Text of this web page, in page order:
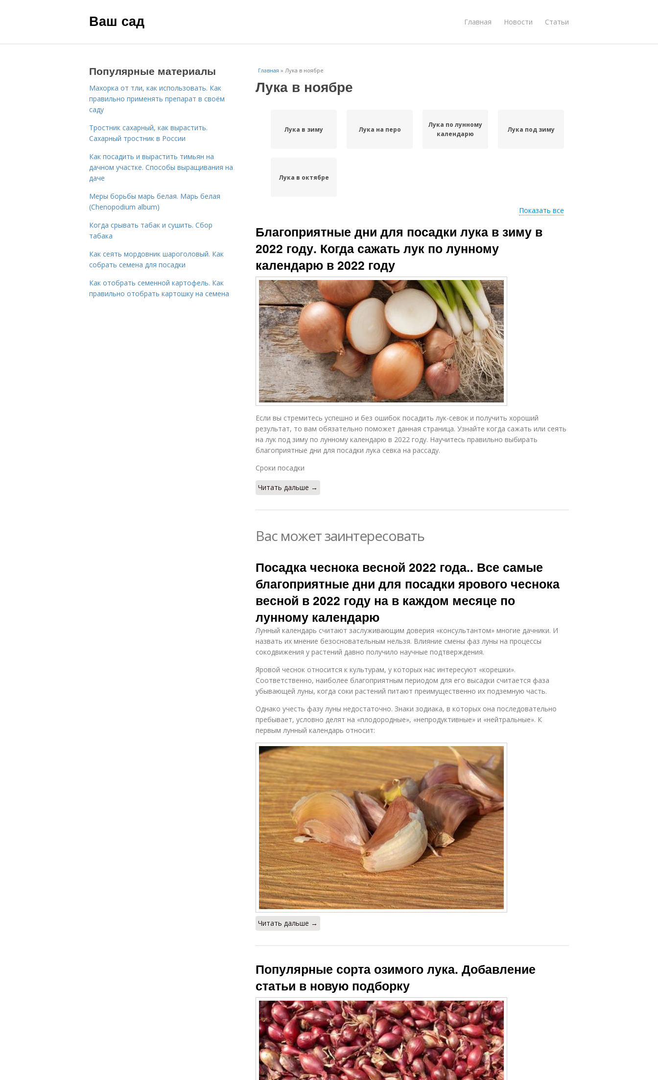
Ваш сад Главная Новости Статьи
Главная » Лука в ноябре
Лука в ноябре
Лука в зиму Лука на перо
Лука по лунному
календарю
Лука под зиму
Лука в октябре
Показать все
Благоприятные дни для посадки лука в зиму в
2022 году. Когда сажать лук по лунному
календарю в 2022 году
Если вы стремитесь успешно и без ошибок посадить лук-севок и получить хороший
результат, то вам обязательно поможет данная страница. Узнайте когда сажать или сеять
на лук под зиму по лунному календарю в 2022 году. Научитесь правильно выбирать
благоприятные дни для посадки лука севка на рассаду.
Сроки посадки
Читать дальше →
Вас может заинтересовать
Посадка чеснока весной 2022 года.. Все самые
благоприятные дни для посадки ярового чеснока
весной в 2022 году на в каждом месяце по
лунному календарю
Лунный календарь считают заслуживающим доверия «консультантом» многие дачники. И
назвать их мнение безосновательным нельзя. Влияние смены фаз луны на процессы
сокодвижения у растений давно получило научные подтверждения.
Яровой чеснок относится к культурам, у которых нас интересуют «корешки».
Соответственно, наиболее благоприятным периодом для его высадки считается фаза
убывающей луны, когда соки растений питают преимущественно их подземную часть.
Однако учесть фазу луны недостаточно. Знаки зодиака, в которых она последовательно
пребывает, условно делят на «плодородные», «непродуктивные» и «нейтральные». К
первым лунный календарь относит:
Читать дальше →
Популярные сорта озимого лука. Добавление
статьи в новую подборку
Популярные материалы
Махорка от тли, как использовать. Как
правильно применять препарат в своём
саду
Тростник сахарный, как вырастить.
Сахарный тростник в России
Как посадить и вырастить тимьян на
дачном участке. Способы выращивания на
даче
Меры борьбы марь белая. Марь белая
(Chenopodium album)
Когда срывать табак и сушить. Сбор
табака
Как сеять мордовник шароголовый. Как
собрать семена для посадки
Как отобрать семенной картофель. Как
правильно отобрать картошку на семена